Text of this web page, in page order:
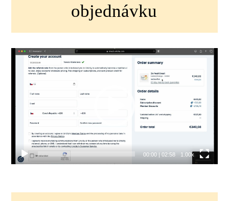
objednávku
Video
přehrávač
00:00| 02:58 1.00x